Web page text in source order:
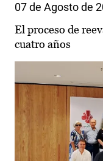
07 de Agosto de
El proceso de
cuatro años